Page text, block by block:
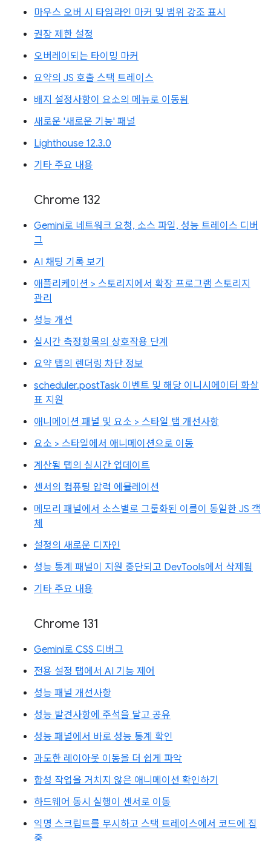
마우스 오버 시 타임라인 마커 및 범위 강조 표시
권장 제한 설정
오버레이되는 타이밍 마커
요약의 JS 호출 스택 트레이스
배지 설정사항이 요소의 메뉴로 이동됨
새로운 '새로운 기능' 패널
Lighthouse 12.3.0
기타 주요 내용
Chrome 132
Gemini로 네트워크 요청, 소스 파일, 성능 트레이스 디버
그
AI 채팅 기록 보기
애플리케이션 > 스토리지에서 확장 프로그램 스토리지
관리
성능 개선
실시간 측정항목의 상호작용 단계
요약 탭의 렌더링 차단 정보
scheduler.postTask 이벤트 및 해당 이니시에이터 화살
표 지원
애니메이션 패널 및 요소 > 스타일 탭 개선사항
요소 > 스타일에서 애니메이션으로 이동
계산됨 탭의 실시간 업데이트
센서의 컴퓨팅 압력 에뮬레이션
메모리 패널에서 소스별로 그룹화된 이름이 동일한 JS 객
체
설정의 새로운 디자인
성능 통계 패널이 지원 중단되고 DevTools에서 삭제됨
기타 주요 내용
Chrome 131
Gemini로 CSS 디버그
전용 설정 탭에서 AI 기능 제어
성능 패널 개선사항
성능 발견사항에 주석을 달고 공유
성능 패널에서 바로 성능 통계 확인
과도한 레이아웃 이동을 더 쉽게 파악
합성 작업을 거치지 않은 애니메이션 확인하기
하드웨어 동시 실행이 센서로 이동
익명 스크립트를 무시하고 스택 트레이스에서 코드에 집